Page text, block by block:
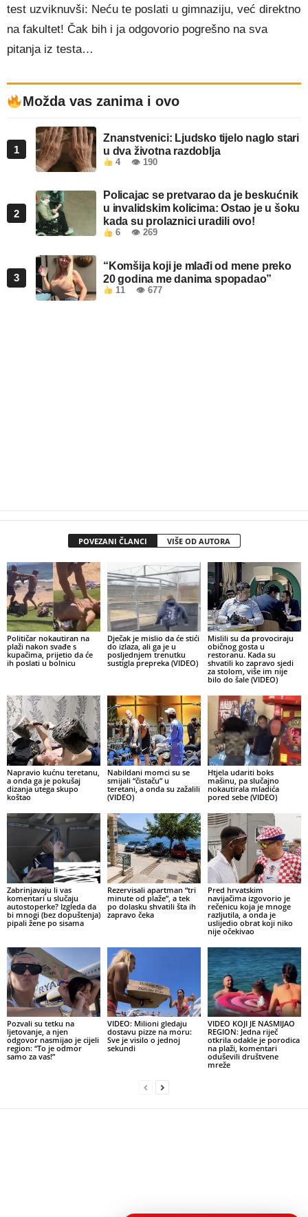
test uzviknuvši: Neću te poslati u gimnaziju, već direktno
na fakultet! Čak bih i ja odgovorio pogrešno na sva
pitanja iz testa…
Možda vas zanima i ovo
1
Znanstvenici: Ljudsko tijelo naglo stari
u dva životna razdoblja
4 👁 190
2
Policajac se pretvarao da je beskućnik
u invalidskim kolicima: Ostao je u šoku
kada su prolaznici uradili ovo!
6 👁 269
3
“Komšija koji je mlađi od mene preko
20 godina me danima spopadao”
11 👁 677
POVEZANI ČLANCI VIŠE OD AUTORA
Političar nokautiran na
plaži nakon svađe s
kupačima, prijetio da će
ih poslati u bolnicu
Dječak je mislio da će stići
do izlaza, ali ga je u
posljednjem trenutku
sustigla prepreka (VIDEO)
Mislili su da provociraju
običnog gosta u
restoranu. Kada su
shvatili ko zapravo sjedi
za stolom, više im nije
bilo do šale (VIDEO)
Napravio kućnu teretanu,
a onda ga je pokušaj
dizanja utega skupo
koštao
Nabildani momci su se
smijali “čistaču” u
teretani, a onda su zažalili
(VIDEO)
Htjela udariti boks
mašinu, pa slučajno
nokautirala mladića
pored sebe (VIDEO)
Zabrinjavaju li vas
komentari u slučaju
autostoperke? Izgleda da
bi mnogi (bez dopuštenja)
pipali žene po sisama
Rezervisali apartman “tri
minute od plaže”, a tek
po dolasku shvatili šta ih
zapravo čeka
Pred hrvatskim
navijačima izgovorio je
rečenicu koja je mnoge
razljutila, a onda je
uslijedio obrat koji niko
nije očekivao
Pozvali su tetku na
ljetovanje, a njen
odgovor nasmijao je cijeli
region: “To je odmor
samo za vas!”
VIDEO: Milioni gledaju
dostavu pizze na moru:
Sve je visilo o jednoj
sekundi
VIDEO KOJI JE NASMIJAO
REGION: Jedna riječ
otkrila odakle je porodica
na plaži, komentari
oduševili društvene
mreže